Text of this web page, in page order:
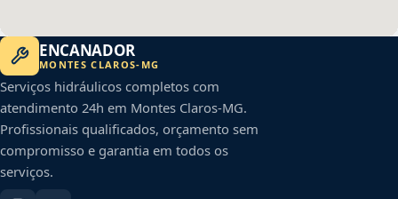
ENCANADOR
MONTES CLAROS- MG
Serviços hidráulicos completos com
atendimento 24h em Montes Claros-MG.
Profissionais qualificados, orçamento sem
compromisso e garantia em todos os
serviços.